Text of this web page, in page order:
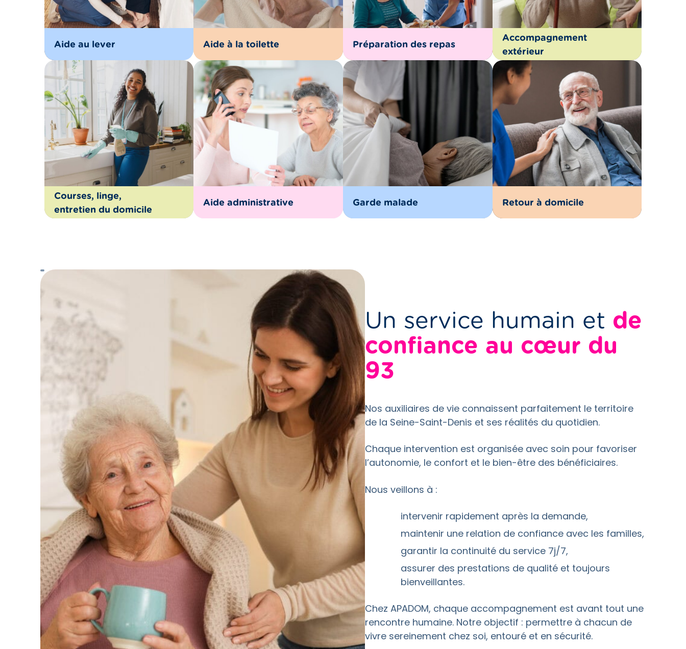
Aide au lever Aide à la toilette Préparation des repas
Accompagnement
extérieur
Courses, linge,
entretien du domicile
Aide administrative Garde malade Retour à domicile
Un service humain et de
confiance au cœur du
93
Nos auxiliaires de vie connaissent parfaitement le territoire
de la Seine-Saint-Denis et ses réalités du quotidien.
Chaque intervention est organisée avec soin pour favoriser
l’autonomie, le confort et le bien-être des bénéficiaires.
Nous veillons à :
intervenir rapidement après la demande,
maintenir une relation de confiance avec les familles,
garantir la continuité du service 7j/7,
assurer des prestations de qualité et toujours
bienveillantes.
Chez APADOM, chaque accompagnement est avant tout une
rencontre humaine. Notre objectif : permettre à chacun de
vivre sereinement chez soi, entouré et en sécurité.